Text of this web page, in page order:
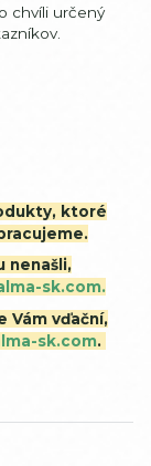
chvíli určený
ktoré
nenašli,
sk.com.
Vám vďační,
sk.com.